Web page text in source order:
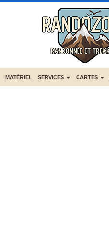
MATÉRIEL SERVICES CARTES